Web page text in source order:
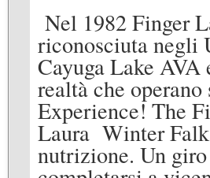
Nel 1982 Finger
riconosciuta negli
Cayuga Lake
realtà che
Experience! The
Laura Winter
nutrizione. Un